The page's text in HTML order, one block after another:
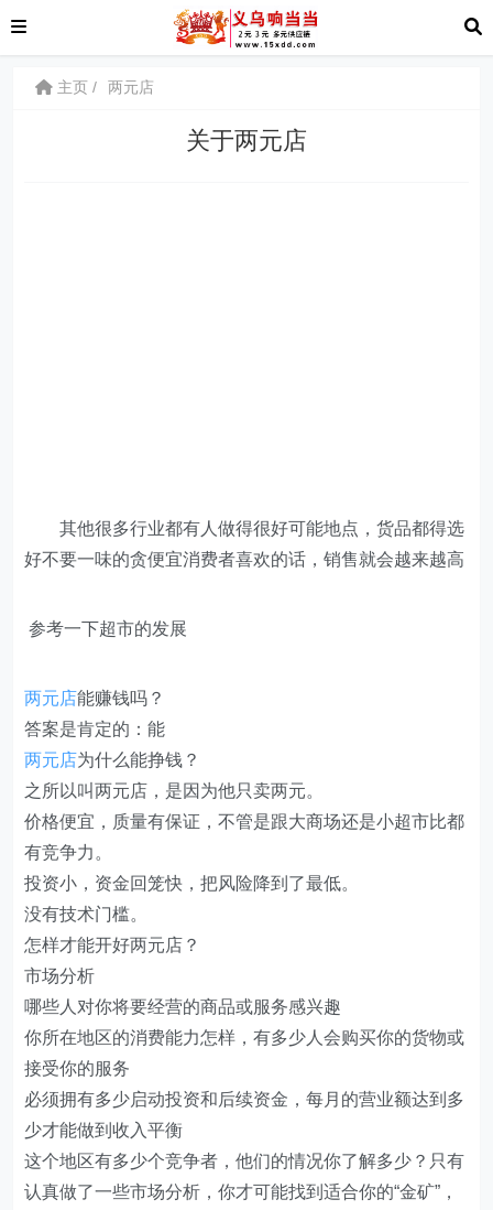
主页 两元店
关于两元店
其他很多行业都有人做得很好可能地点，货品都得选
好不要一味的贪便宜消费者喜欢的话，销售就会越来越高
参考一下超市的发展
两元店能赚钱吗？
答案是肯定的：能
两元店为什么能挣钱？
之所以叫两元店，是因为他只卖两元。
价格便宜，质量有保证，不管是跟大商场还是小超市比都
有竞争力。
投资小，资金回笼快，把风险降到了最低。
没有技术门槛。
怎样才能开好两元店？
市场分析
哪些人对你将要经营的商品或服务感兴趣
你所在地区的消费能力怎样，有多少人会购买你的货物或
接受你的服务
必须拥有多少启动投资和后续资金，每月的营业额达到多
少才能做到收入平衡
这个地区有多少个竞争者，他们的情况你了解多少？只有
认真做了一些市场分析，你才可能找到适合你的“金矿”，